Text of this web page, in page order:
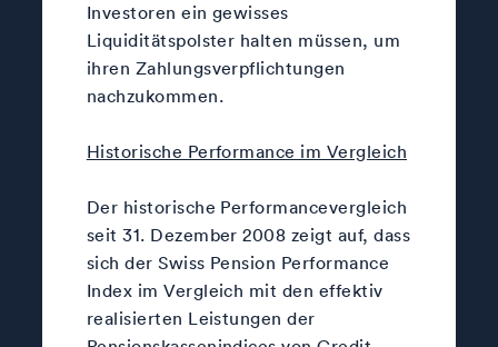
Investoren ein gewisses
Liquiditätspolster halten müssen, um
ihren Zahlungsverpflichtungen
nachzukommen.
Historische Performance im Vergleich
Der historische Performancevergleich
seit 31. Dezember 2008 zeigt auf, dass
sich der Swiss Pension Performance
Index im Vergleich mit den effektiv
realisierten Leistungen der